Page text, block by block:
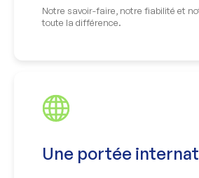
Notre savoir-faire, notre fiabilité et
toute la différence.
Une portée